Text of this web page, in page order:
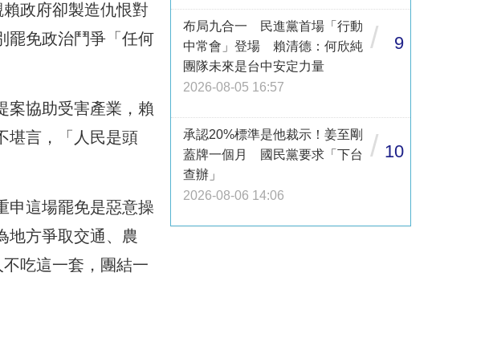
政府卻製造仇恨對
罷免政治鬥爭「任何
案協助受害產業，賴
堪言，「人民是頭
申這場罷免是惡意操
地方爭取交通、農
吃這一套，團結一
布局九合一 民進黨首場「行動
中常會」登場 賴清德：何欣純
團隊未來是台中安定力量
2026-08-05 16:57
/ 9
承認20%標準是他裁示！姜至剛
蓋牌一個月 國民黨要求「下台
查辦」
2026-08-06 14:06
/ 10